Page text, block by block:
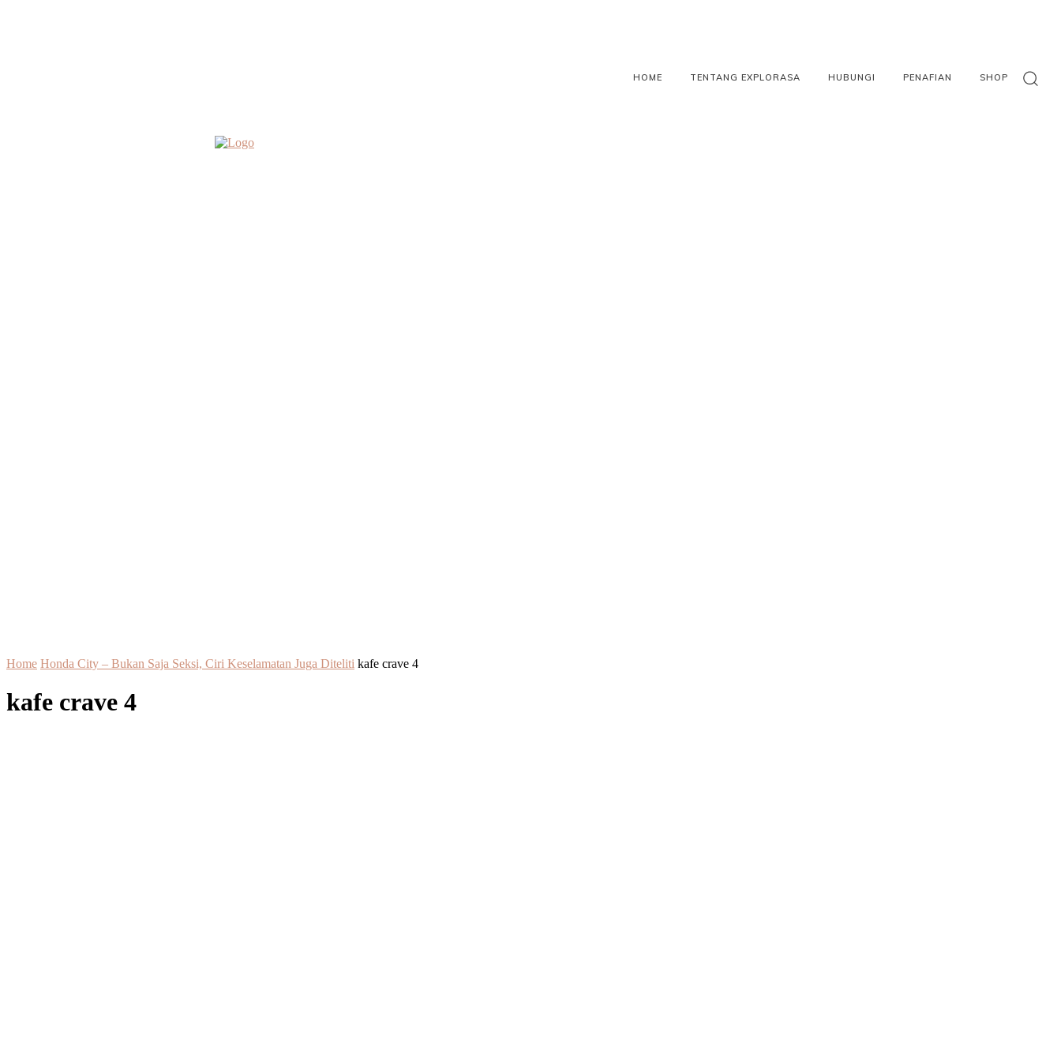
HOME TENTANG EXPLORASA HUBUNGI PENAFIAN SHOP
Home Honda City – Bukan Saja Seksi, Ciri Keselamatan Juga Diteliti kafe crave 4
kafe crave 4